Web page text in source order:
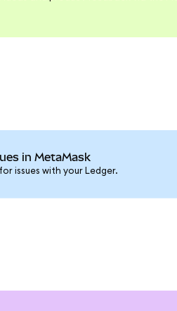
in MetaMask
issues with your Ledger.